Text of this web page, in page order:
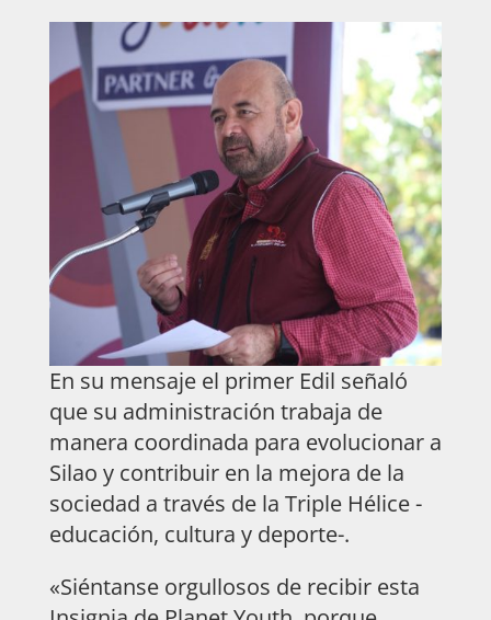
En su mensaje el primer Edil señaló
que su administración trabaja de
manera coordinada para evolucionar a
Silao y contribuir en la mejora de la
sociedad a través de la Triple Hélice -
educación, cultura y deporte-.
«Siéntanse orgullosos de recibir esta